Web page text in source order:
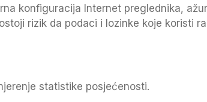
konfiguracija Internet preglednika,
rizik da podaci i lozinke koje koristi
statistike posjećenosti.